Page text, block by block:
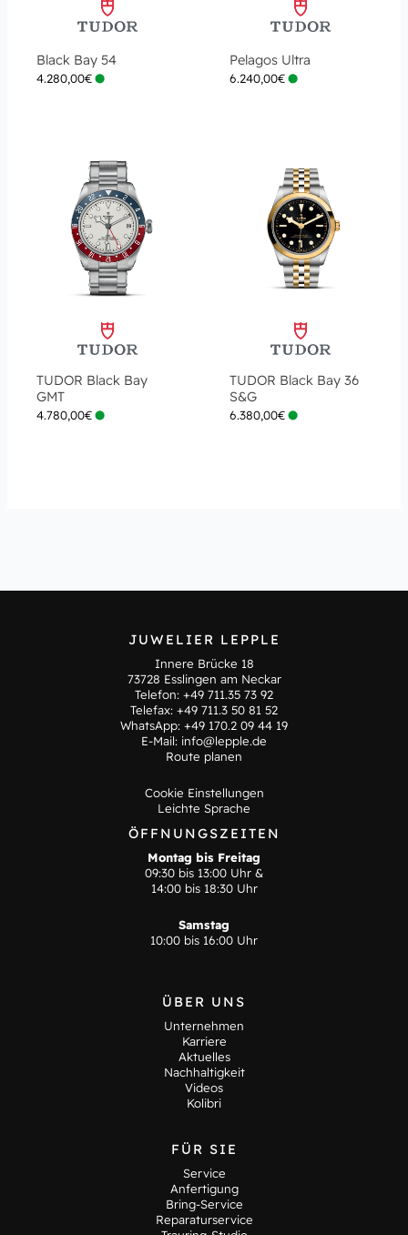
Black Bay 54
4.280,00€
Pelagos Ultra
6.240,00€
TUDOR Black Bay
GMT
4.780,00€
TUDOR Black Bay 36
S&G
6.380,00€
JUWELIER LEPPLE
Innere Brücke 18
73728 Esslingen am Neckar
Telefon: +49 711.35 73 92
Telefax: +49 711.3 50 81 52
WhatsApp: +49 170.2 09 44 19
E-Mail: info@lepple.de
Route planen
Cookie Einstellungen
Leichte Sprache
ÖFFNUNGSZEITEN
Montag bis Freitag
09:30 bis 13:00 Uhr &
14:00 bis 18:30 Uhr
Samstag
10:00 bis 16:00 Uhr
ÜBER UNS
Unternehmen
Karriere
Aktuelles
Nachhaltigkeit
Videos
Kolibri
FÜR SIE
Service
Anfertigung
Bring-Service
Reparaturservice